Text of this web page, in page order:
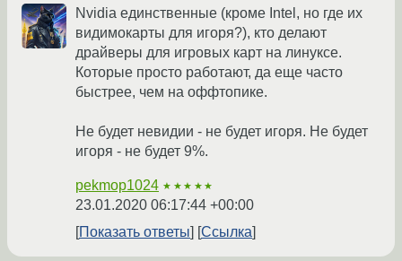
Nvidia единственные (кроме Intel, но где их
видимокарты для игоря?), кто делают
драйверы для игровых карт на линуксе.
Которые просто работают, да еще часто
быстрее, чем на оффтопике.
Не будет невидии - не будет игоря. Не будет
игоря - не будет 9%.
pekmop1024 ★★★★★
23.01.2020 06:17:44 +00:00
Показать ответы
Ссылка